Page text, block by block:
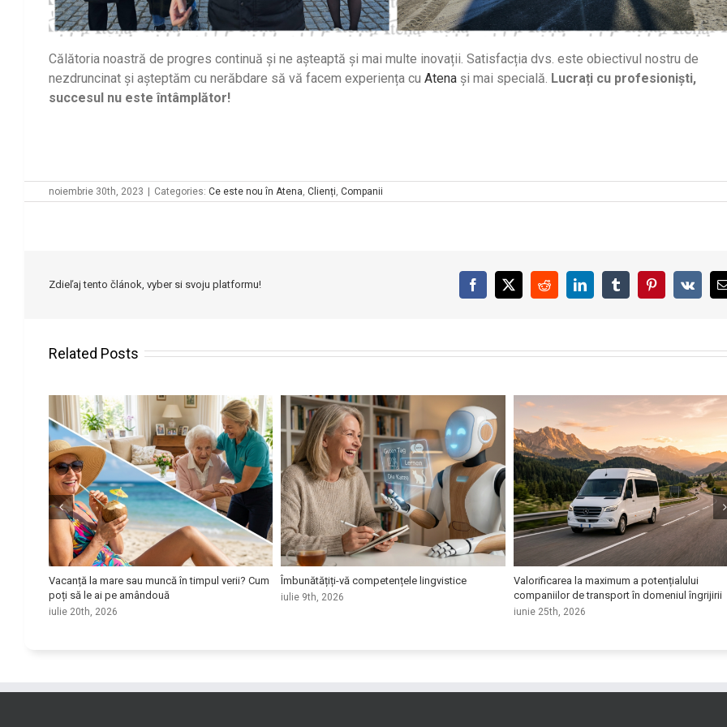
Călătoria noastră de progres continuă și ne așteaptă și mai multe inovații. Satisfacția dvs. este obiectivul nostru de
nezdruncinat și așteptăm cu nerăbdare să vă facem experiența cu Atena și mai specială. Lucrați cu profesioniști,
succesul nu este întâmplător!
noiembrie 30th, 2023 | Categories: Ce este nou în Atena Clienți Companii
Zdieľaj tento článok, vyber si svoju platformu! Facebook
X RedditLinkedInTumblrPinterest
Vk
Related Posts
Vacanță la mare sau muncă în timpul verii? Cum
poți să le ai pe amândouă
iulie 20th, 2026
Îmbunătățiți-vă competențele lingvistice
iulie 9th, 2026
Valorificarea la maximum a potențialului
companiilor de transport în domeniul îngrijirii
iunie 25th, 2026